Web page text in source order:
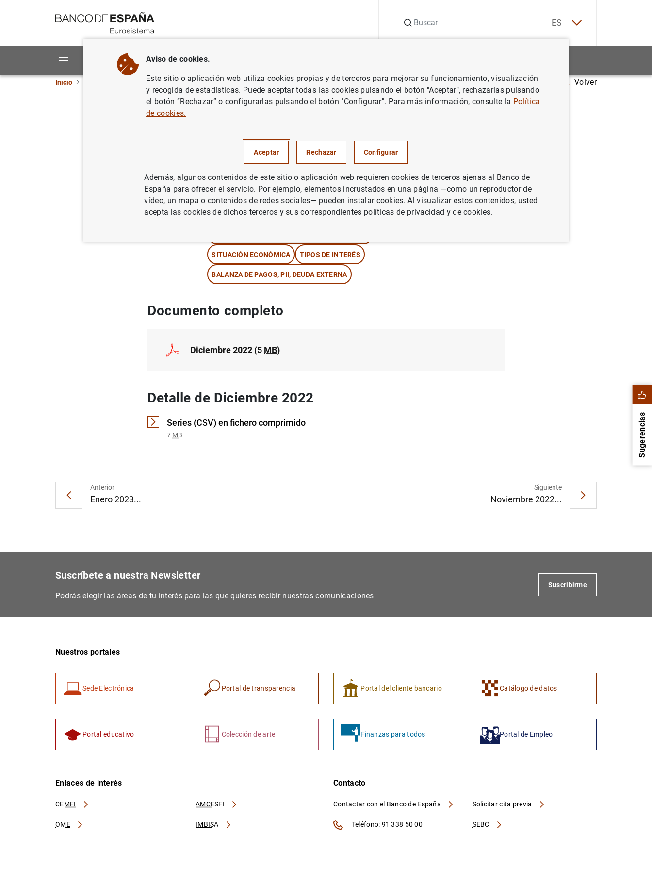
ES
Sobre el Banco Áreas de actuación
Inicio Información estadística Boletín Estadístico Diciembre 2022 Volver
Diciembre 2022
Serie: Boletín Estadístico.
Autor: Banco de España
SITUACIÓN ECONÓMICA TIPOS DE INTERÉS
BALANZA DE PAGOS, PII, DEUDA EXTERNA
Documento completo
Diciembre 2022 (5 MB)
Detalle de Diciembre 2022
Series (CSV) en fichero comprimido
7 MB
Anterior
Enero 2023...
Siguiente
Noviembre 2022...
Sugerencias
Suscríbete a nuestra Newsletter
Podrás elegir las áreas de tu interés para las que quieres recibir nuestras comunicaciones.
Suscribirme
Nuestros portales
Sede Electrónica Portal de transparencia Portal del cliente bancario Catálogo de datos
Portal educativo Colección de arte Finanzas para todos Portal de Empleo
Enlaces de interés
CEMFI AMCESFI
OME IMBISA
Contacto
Contactar con el Banco de España
SEBC
Solicitar cita previa
Teléfono: 91 338 50 00
Aviso de cookies.
Este sitio o aplicación web utiliza cookies propias y de terceros para mejorar su funcionamiento, visualización
y recogida de estadísticas. Puede aceptar todas las cookies pulsando el botón "Aceptar", rechazarlas pulsando
el botón “Rechazar” o configurarlas pulsando el botón "Configurar". Para más información, consulte la Política
de cookies.
Aceptar Rechazar Configurar
Además, algunos contenidos de este sitio o aplicación web requieren cookies de terceros ajenas al Banco de
España para ofrecer el servicio. Por ejemplo, elementos incrustados en una página —como un reproductor de
vídeo, un mapa o contenidos de redes sociales— pueden instalar cookies. Al visualizar estos contenidos, usted
acepta las cookies de dichos terceros y sus correspondientes políticas de privacidad y de cookies.